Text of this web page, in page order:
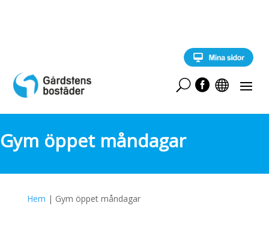


U
Gym öppet måndagar
Hem | Gym öppet måndagar